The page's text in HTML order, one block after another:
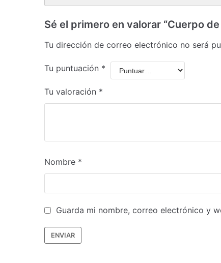
Sé el primero en valorar “Cuerpo
Tu dirección de correo electrónico no será
Tu puntuación *
Tu valoración *
Nombre *
Guarda mi nombre, correo electrónico y